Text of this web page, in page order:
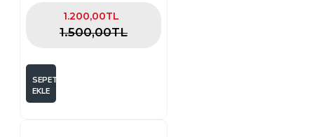
1.200,00TL
1.500,00TL
SEPETE
EKLE